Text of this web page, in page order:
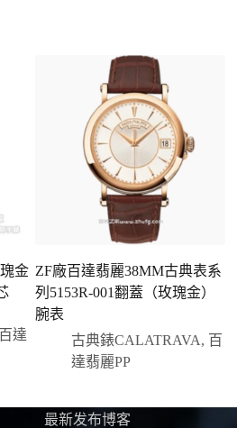
式與我們取得聯繫，將您感
實際價格。
尺寸、顏色、配件等細節，如
；若需要排單，我們也會事先
量訂金預留貨品，餘款在出貨
後再支付；也可以一次性全額
價格基礎上盡量幫您爭取更
地區可協助安排較安全的到付
明為準。
收件人姓名、地址及聯絡方式
連結。
佩戴。
金
百達
ZF廠百達翡麗38MM古典表系
列5153R-001翻蓋（玫瑰金）
腕表
古典錶CALATRAVA, 百
達翡麗PP
最新发布博客